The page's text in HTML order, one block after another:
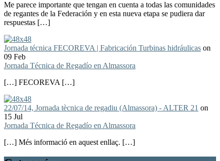
Me parece importante que tengan en cuenta a todas las comunidades
de regantes de la Federación y en esta nueva etapa se pudiera dar
respuestas […]
Jornada técnica FECOREVA | Fabricación Turbinas hidráulicas on
09 Feb
Jornada Técnica de Regadío en Almassora
[…] FECOREVA […]
22/07/14, Jornada tècnica de regadiu (Almassora) - ALTER 21 on
15 Jul
Jornada Técnica de Regadío en Almassora
[…] Més informació en aquest enllaç. […]